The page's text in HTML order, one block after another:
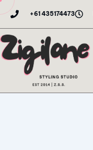
Skip
content
+61 435174473